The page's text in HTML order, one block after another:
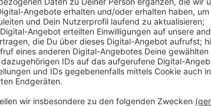
Insgesamt wird das Projekt jetzt rund 7 Millionen
aus Fördergeldern. Vor allem der Bombenfund im
Auswirkungen auf die Kosten. Den nach dem
Sachverständigen einer Kampfmittelräum-Firma
verzögert und Mehrkosten von rund 340.000 Euro
Stadt vor Herausforderungen gestellt. So habe